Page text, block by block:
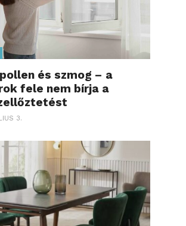
és szmog – a
fele nem bírja a
3.